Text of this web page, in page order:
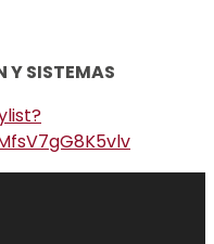
Y SISTEMAS